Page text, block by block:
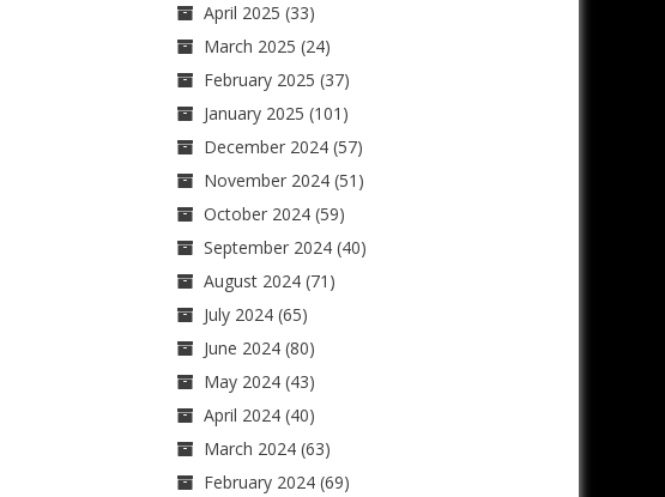
April 2025 (33)
March 2025 (24)
February 2025 (37)
January 2025 (101)
December 2024(57)
November 2024(51)
October 2024(59)
September 2024(40)
August 2024(71)
July 2024(65)
June 2024(80)
May 2024(43)
April 2024(40)
March 2024(63)
February 2024(69)